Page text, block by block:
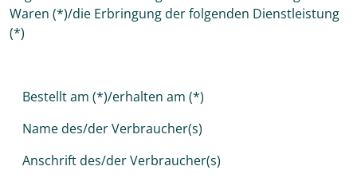
Waren (*)/die Erbringung der folgenden Dienstleistung
(*)
Bestellt am (*)/erhalten am (*)
Name des/der Verbraucher(s)
Anschrift des/der Verbraucher(s)